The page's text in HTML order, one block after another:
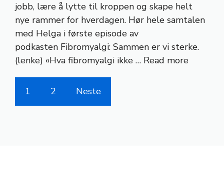
jobb, lære å lytte til kroppen og skape helt
nye rammer for hverdagen. Hør hele samtalen
med Helga i første episode av
podkasten Fibromyalgi: Sammen er vi sterke.
(lenke) «Hva fibromyalgi ikke … Read more
1 2 Neste